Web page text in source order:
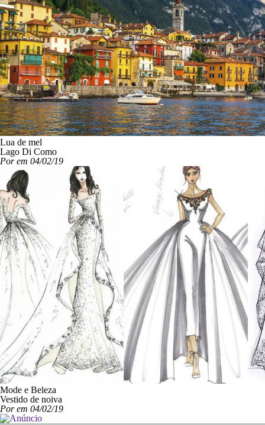
Lua de mel
Lago Di Como
Por em 04/02/19
Mode e Beleza
Vestido de noiva
Por em 04/02/19